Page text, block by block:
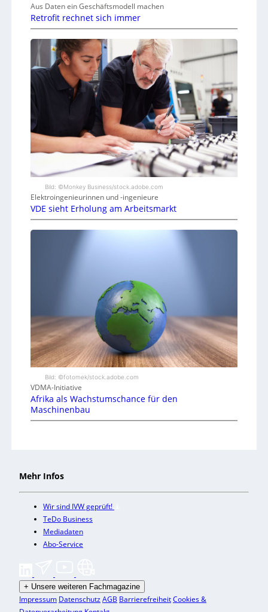
Aus Daten ein Geschäftsmodell machen
Retrofit rechnet sich immer
Bild: ©Monkey Business/stock.adobe.com
Elektroingenieurinnen und -ingenieure
VDE sieht Erholung am Arbeitsmarkt
Bild: ©fotomek/stock.adobe.com
VDMA-Initiative
Afrika als Wachstumschance für den
Maschinenbau
Mehr Infos
Wir sind IVW geprüft!
TeDo Business
Mediadaten
Abo-Service
+ Unsere weiteren Fachmagazine
Impressum DatenschutzAGB BarrierefreiheitCookies &